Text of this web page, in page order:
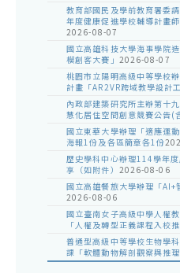
教育部國民及學前教育署委
年度健康促進學校輔導計畫
2026-08-07
國立高雄科技大學海事學院
模創客大賽」 2026-08-07
桃園市立陽明高級中等學校
計畫「AR2VR跨域教學設計
內政部建築研究所主辦第十
慧化居住空間創意競賽公告(
國立東華大學辦理「適應運
海報1份及各區簡章各1份
歷史學科中心辦理114學年
享（如附件） 2026-08-06
國立高雄餐旅大學辦理「
2026-08-06
國立臺南女子高級中學人權
「人權及轉型正義課程入校
普通型高級中等學校生物學
課「軟體動物解剖觀察與推